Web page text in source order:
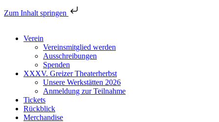
Zum Inhalt springen
Verein
Vereinsmitglied werden
Ausschreibungen
Spenden
XXXV. Greizer Theaterherbst
Unsere Werkstätten 2026
Anmeldung zur Teilnahme
Tickets
Rückblick
Merchandise